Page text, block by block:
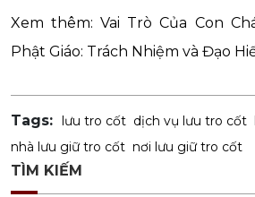
Xem thêm: Vai Trò Của Con
Phật Giáo: Trách Nhiệm và Đạo
Tags: lưu tro cốt dịch vụ lưu tro cốt
nhà lưu giữ tro cốt nơi lưu giữ tro cốt
TÌM KIẾM